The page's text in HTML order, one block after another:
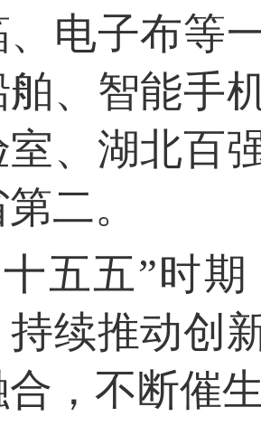
、电子布等
舶、智能手
室、湖北百
二。
十五五”时
持续推动创
合，不断催